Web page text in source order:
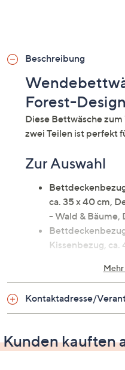
Beschreibung
Forest-Design
Diese Bettwäsche
zwei Teilen ist perfekt
Zur Auswahl
ca. 35 x 40 cm,
- Wald & Bäume,
Kissenbezug,
Auf einen Blick
Baumwoll-
Kontaktadresse/
Kunden kauften